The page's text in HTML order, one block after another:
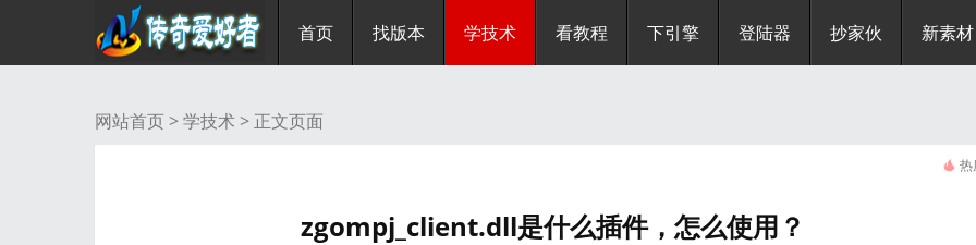
首页 找版本 学技术 看教程 下引擎 登陆器 抄家伙 新素材
网站首页 >学技术 > 正文页面
热
zgompj_client.dll是什么插件，怎么使用？